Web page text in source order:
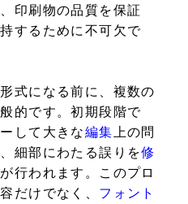
印刷物の品質を保証
するために不可欠で
式になる前に、複数の
的です。初期段階で
して大きな編集 上の問
細部にわたる誤りを修
が行われます。このプロ
だけでなく、 フォント